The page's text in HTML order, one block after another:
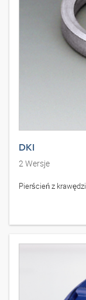
DKI
2Wersje
Pierścień z